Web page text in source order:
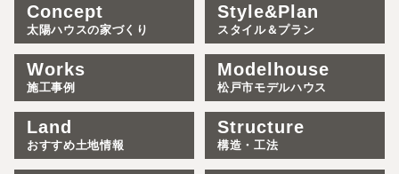
Concept
太陽ハウスの家づくり
Style&Plan
スタイル＆プラン
Works
施工事例
Modelhouse
松戸市モデルハウス
Land
おすすめ土地情報
Structure
構造・工法